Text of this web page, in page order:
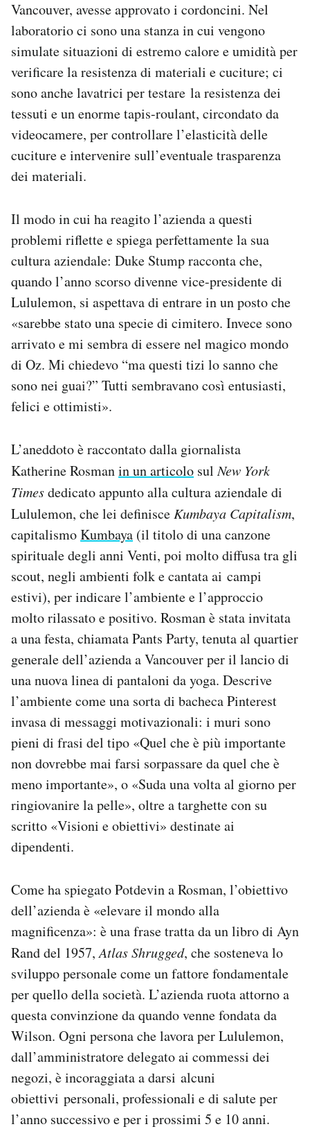
Vancouver, avesse approvato i cordoncini. Nel
laboratorio ci sono una stanza in cui vengono
simulate situazioni di estremo calore e umidità per
verificare la resistenza di materiali e cuciture; ci
sono anche lavatrici per testare la resistenza dei
tessuti e un enorme tapis-roulant, circondato da
videocamere, per controllare l’elasticità delle
cuciture e intervenire sull’eventuale trasparenza
dei materiali.
Il modo in cui ha reagito l’azienda a questi
problemi riflette e spiega perfettamente la sua
cultura aziendale: Duke Stump racconta che,
quando l’anno scorso divenne vice-presidente di
Lululemon, si aspettava di entrare in un posto che
«sarebbe stato una specie di cimitero. Invece sono
arrivato e mi sembra di essere nel magico mondo
di Oz. Mi chiedevo “ma questi tizi lo sanno che
sono nei guai?” Tutti sembravano così entusiasti,
felici e ottimisti».
L’aneddoto è raccontato dalla giornalista
Katherine Rosmanin un articolo sulNew York
Timesdedicato appunto alla cultura aziendale di
Lululemon, che lei definisce Kumbaya Capitalism,
capitalismoKumbaya (il titolo di una canzone
spirituale degli anni Venti, poi molto diffusa tra gli
scout, negli ambienti folk e cantata ai campi
estivi), per indicare l’ambiente e l’approccio
molto rilassato e positivo. Rosman è stata invitata
a una festa, chiamata Pants Party, tenuta al quartier
generale dell’azienda a Vancouver per il lancio di
una nuova linea di pantaloni da yoga. Descrive
l’ambiente come una sorta di bacheca Pinterest
invasa di messaggi motivazionali: i muri sono
pieni di frasi del tipo «Quel che è più importante
non dovrebbe mai farsi sorpassare da quel che è
meno importante», o «Suda una volta al giorno per
ringiovanire la pelle», oltre a targhette con su
scritto «Visioni e obiettivi» destinate ai
dipendenti.
Come ha spiegato Potdevin a Rosman, l’obiettivo
dell’azienda è «elevare il mondo alla
magnificenza»: è una frase tratta da un libro di Ayn
Rand del 1957,Atlas Shrugged, che sosteneva lo
sviluppo personale come un fattore fondamentale
per quello della società. L’azienda ruota attorno a
questa convinzione da quando venne fondata da
Wilson. Ogni persona che lavora per Lululemon,
dall’amministratore delegato ai commessi dei
negozi, è incoraggiata a darsi alcuni
obiettivi personali, professionali e di salute per
l’anno successivo e per i prossimi 5 e 10 anni.